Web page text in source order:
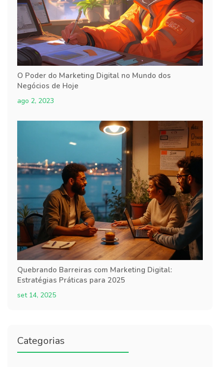
O Poder do Marketing Digital no Mundo dos
Negócios de Hoje
ago 2, 2023
Quebrando Barreiras com Marketing Digital:
Estratégias Práticas para 2025
set 14, 2025
Categorias